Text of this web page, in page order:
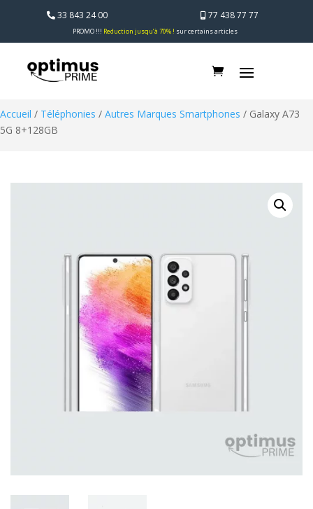
33 843 24 00 77 438 77 77
PROMO !!! Reduction jusqu’à 70% ! sur certains articles
Accueil / Téléphonies / Autres Marques Smartphones / Galaxy A73
5G 8+128GB